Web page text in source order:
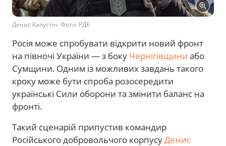
Денис Капустін. Фото: РДК
Росія може спробувати відкрити новий фронт
на півночі України — з боку Чернігівщини або
Сумщини. Одним із можливих завдань такого
кроку може бути спроба розосередити
українські Сили оборони та змінити баланс на
фронті.
Такий сценарій припустив командир
Російського добровольчого корпусуДенис